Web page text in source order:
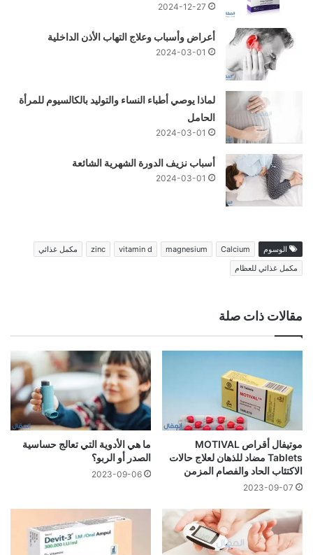
2024-12-27
أعراض وأسباب وعلاج التهاب الأذن الداخلية
2024-03-01
لماذا يوصي أطباء النساء والتوليد بالكالسيوم للمرأة
الحامل
2024-03-01
أسباب نزيف الدورة الشهرية الشائعة
2024-03-01
الوسوم Calcium
magnesium
vitamin d
zinc
مكمل غذائي
مكمل غذائي للعظام
مقالات ذات صلة
موتيفال أقراص MOTIVAL
Tablets مضاد للذهان لعلاج حالات
الاكتئاب الحاد والفصام المزمن
2023-09-07
ما هي الأدوية التي تعالج حساسية
الصدر أو الربو؟
2023-09-06